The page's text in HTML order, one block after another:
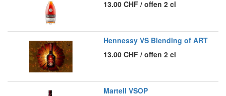
13.00 CHF / offen 2 cl
Hennessy VS Blending of ART
13.00 CHF / offen 2 cl
Martell VSOP